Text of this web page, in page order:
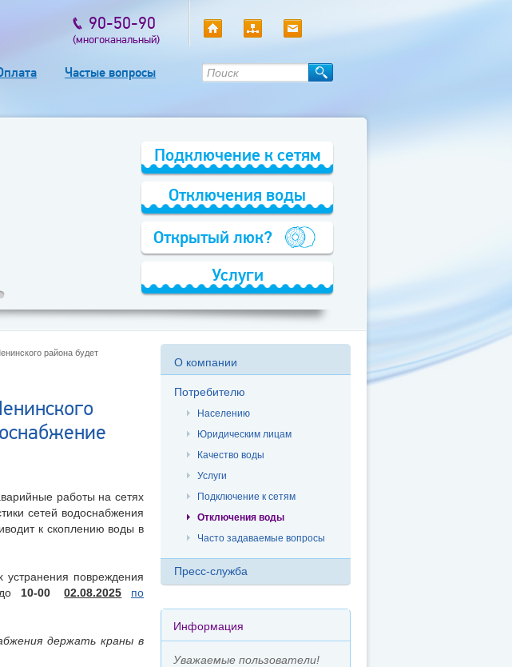
90-50-90
(многоканальный)
Частые вопросы
Подключение к сетям
Отключения воды
Открытый люк?
Услуги
района будет
работы на сетях
сетей водоснабжения
к скоплению воды в
повреждения
10-00 02.08.2025
по
держать краны в
О компании
Потребителю
Населению
Юридическим лицам
Качество воды
Услуги
Подключение к сетям
Отключения воды
Часто задаваемые вопросы
Пресс-служба
Информация
Уважаемые пользователи!